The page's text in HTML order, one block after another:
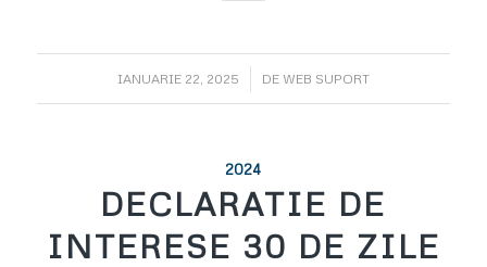
IANUARIE 22, 2025
/ DE WEB SUPORT
2024
DECLARATIE DE
INTERESE 30 DE ZILE